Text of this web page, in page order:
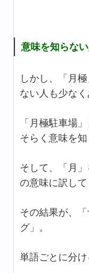
意味を知らな
しかし、「月
ない人も少なく
「月極駐車場
そらく意味を知
そして、「月
の意味に訳して
その結果が、
グ」。
単語ごとに分